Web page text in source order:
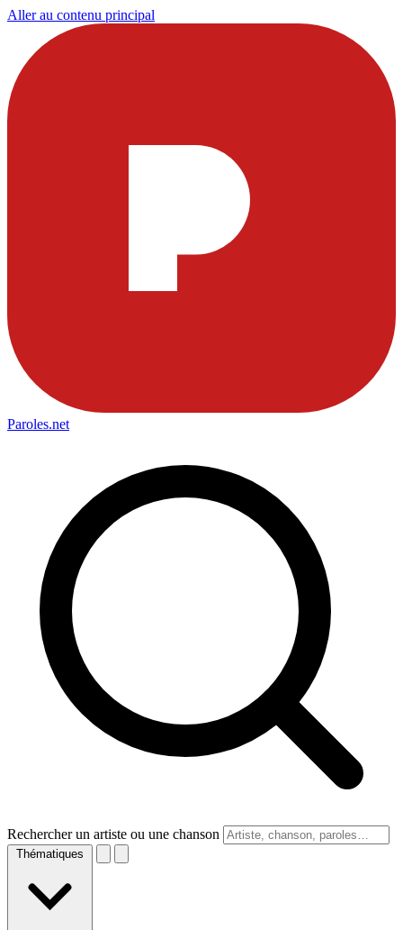
Aller au contenu principal
Paroles.net
Rechercher un artiste ou une chanson
Thématiques